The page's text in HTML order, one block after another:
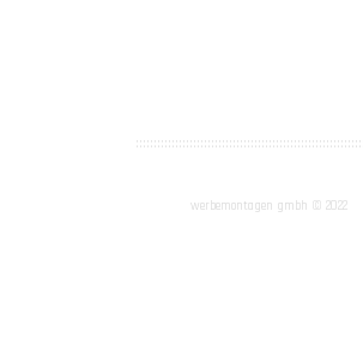
werbemontagen gmbh © 2022